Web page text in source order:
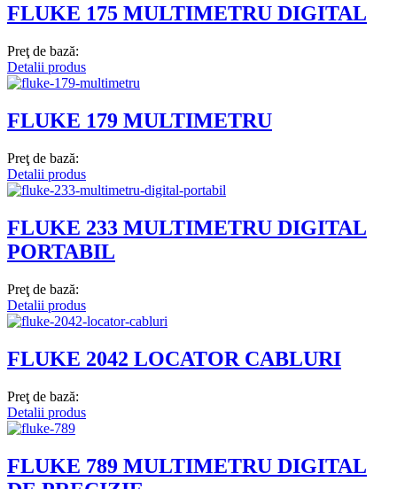
FLUKE 175 MULTIMETRU DIGITAL
Preţ de bază:
Detalii produs
FLUKE 179 MULTIMETRU
Preţ de bază:
Detalii produs
FLUKE 233 MULTIMETRU DIGITAL
PORTABIL
Preţ de bază:
Detalii produs
FLUKE 2042 LOCATOR CABLURI
Preţ de bază:
Detalii produs
FLUKE 789 MULTIMETRU DIGITAL